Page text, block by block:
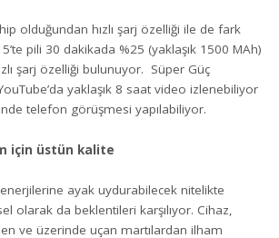
olduğundan hızlı şarj özelliği ile de fark
pili 30 dakikada %25 (yaklaşık 1500 MAh)
şarj özelliği bulunuyor. Süper Güç
yaklaşık 8 saat video izlenebiliyor
telefon görüşmesi yapılabiliyor.
için üstün kalite
ayak uydurabilecek nitelikte
olarak da beklentileri karşılıyor. Cihaz,
ve üzerinde uçan martılardan ilham